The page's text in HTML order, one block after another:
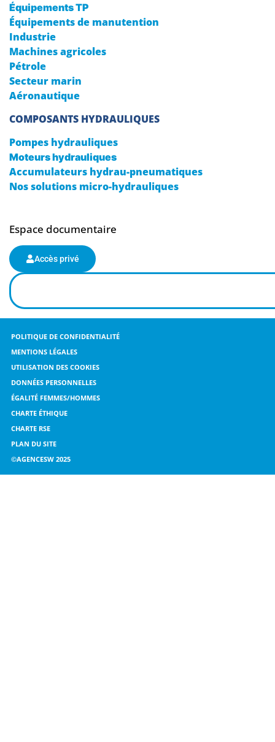
Équipements TP
Équipements de manutention
Industrie
Machines agricoles
Pétrole
Secteur marin
Aéronautique
COMPOSANTS HYDRAULIQUES
Pompes hydrauliques
Moteurs hydrauliques
Accumulateurs hydrau-pneumatiques
Nos solutions micro-hydrauliques
Espace documentaire
Accès privé
POLITIQUE DE CONFIDENTIALITÉ
MENTIONS LÉGALES
UTILISATION DES COOKIES
DONNÉES PERSONNELLES
ÉGALITÉ FEMMES/HOMMES
CHARTE ÉTHIQUE
CHARTE RSE
PLAN DU SITE
©AGENCESW 2025